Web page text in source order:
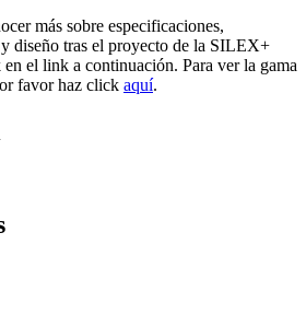
más sobre especificaciones,
diseño tras el proyecto de la SILEX+
el link a continuación. Para ver la gama
favor haz click aquí.